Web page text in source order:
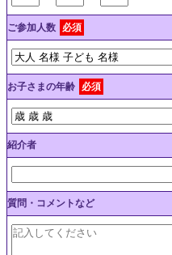
ご参加人数 必須
お子さまの年齢 必須
紹介者
質問・コメントなど